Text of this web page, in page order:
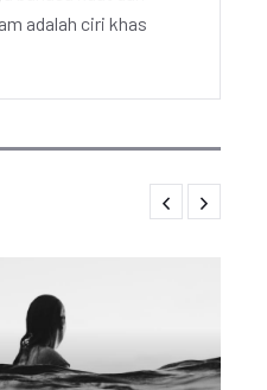
adalah ciri khas